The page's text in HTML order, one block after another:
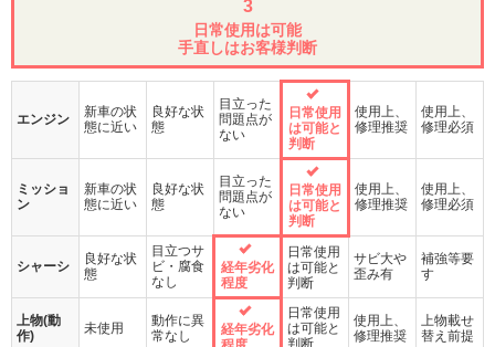
3
日常使用は可能
手直しはお客様判断
エンジン
新車の状
態に近い
良好な状
態
目立った
問題点が
ない
日常使用
は可能と
判断
使用上、
修理推奨
使用上、
修理必須
ミッショ
ン
新車の状
態に近い
良好な状
態
目立った
問題点が
ない
日常使用
は可能と
判断
使用上、
修理推奨
使用上、
修理必須
シャーシ
良好な状
態
目立つサ
ビ・腐食
なし
経年劣化
程度
日常使用
は可能と
判断
サビ大や
歪み有
補強等要
す
上物(動
作)
未使用
動作に異
常なし
経年劣化
日常使用
は可能と
判断
使用上、
修理推奨
上物載せ
替え前提